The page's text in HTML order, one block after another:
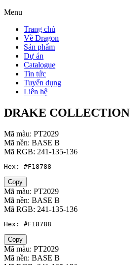
Menu
Trang chủ
Về Dragon
Sản phẩm
Dự án
Catalogue
Tin tức
Tuyển dụng
Liên hệ
DRAKE COLLECTION
Mã màu: PT2029
Mã nền: BASE B
Mã RGB: 241-135-136
Hex: #F18788
Copy
Mã màu: PT2029
Mã nền: BASE B
Mã RGB: 241-135-136
Hex: #F18788
Copy
Mã màu: PT2029
Mã nền: BASE B